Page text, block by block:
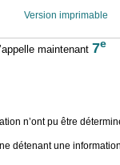
Version imprimable
maintenant 7e
n’ont pu être
détenant une